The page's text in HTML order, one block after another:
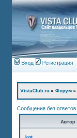
Вход Регистрация
VistaClub.ru » Форум »
Сообщения без ответов
Автор
kot_